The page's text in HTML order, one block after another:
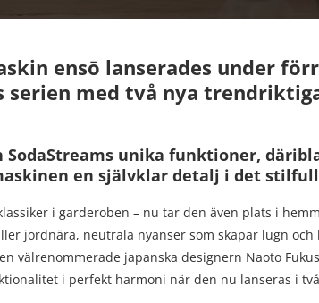
ensō lanserades under
med två nya
SodaStreams unika funktioner,
en självklar detalj i det
i garderoben – nu tar den även plats i
jordnära, neutrala nyanser som skapar lugn och
välrenommerade japanska designern Naoto
i perfekt harmoni när den nu lanseras i